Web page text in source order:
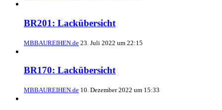
BR201: Lackübersicht
MBBAUREIHEN.de 23. Juli 2022 um 22:15
BR170: Lackübersicht
MBBAUREIHEN.de 10. Dezember 2022 um 15:33